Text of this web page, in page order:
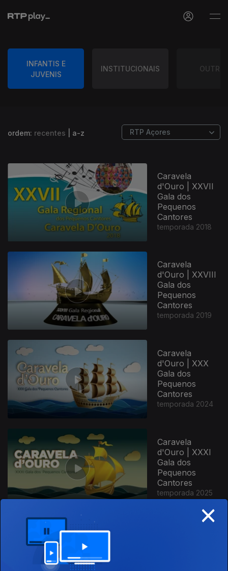
INFANTIS E
JUVENIS
INSTITUCIONAIS
ordem: recentes a-z
Caravela
d'Ouro | XXVII
Gala dos
Pequenos
Cantores
temporada 2018
Caravela
d'Ouro | XXVIII
Gala dos
Pequenos
Cantores
temporada 2019
Caravela
d'Ouro | XXX
Gala dos
Pequenos
Cantores
temporada 2024
Caravela
d'Ouro | XXXI
Gala dos
Pequenos
Cantores
temporada 2025
770523 ×